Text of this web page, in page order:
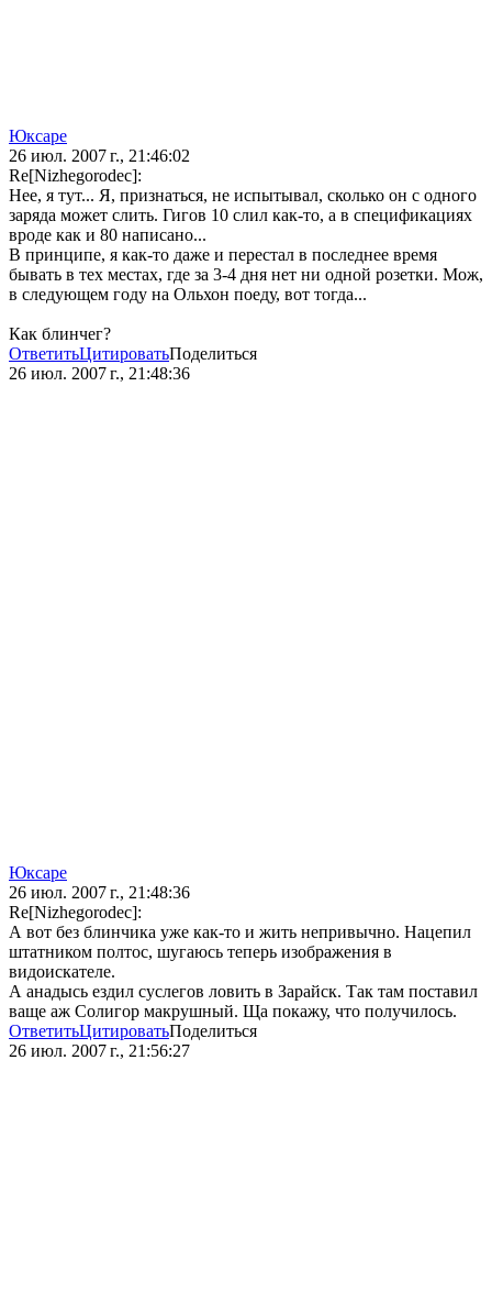
Юксаре
26 июл. 2007 г., 21:46:02
Re[Nizhegorodec]:
Нее, я тут... Я, признаться, не испытывал, сколько он с одного
заряда может слить. Гигов 10 слил как-то, а в спецификациях
вроде как и 80 написано...
В принципе, я как-то даже и перестал в последнее время
бывать в тех местах, где за 3-4 дня нет ни одной розетки. Мож,
в следующем году на Ольхон поеду, вот тогда...
Как блинчег?
ОтветитьЦитироватьПоделиться
26 июл. 2007 г., 21:48:36
Юксаре
26 июл. 2007 г., 21:48:36
Re[Nizhegorodec]:
А вот без блинчика уже как-то и жить непривычно. Нацепил
штатником полтос, шугаюсь теперь изображения в
видоискателе.
А анадысь ездил суслегов ловить в Зарайск. Так там поставил
ваще аж Солигор макрушный. Ща покажу, что получилось.
ОтветитьЦитироватьПоделиться
26 июл. 2007 г., 21:56:27